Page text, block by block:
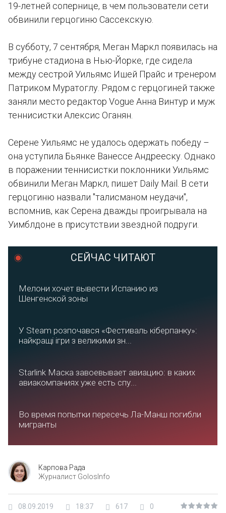
19-летней сопернице, в чем пользователи сети
обвинили герцогиню Сассекскую.
В субботу, 7 сентября, Меган Маркл появилась на
трибуне стадиона в Нью-Йорке, где сидела
между сестрой Уильямс Ишей Прайс и тренером
Патриком Муратоглу. Рядом с герцогиней также
заняли место редактор Vogue Анна Винтур и муж
теннисистки Алексис Оганян.
Серене Уильямс не удалось одержать победу –
она уступила Бьянке Ванессе Андрееску. Однако
в поражении теннисистки поклонники Уильямс
обвинили Меган Маркл, пишет Daily Mail. В сети
герцогиню назвали "талисманом неудачи",
вспомнив, как Серена дважды проигрывала на
Уимблдоне в присутствии звездной подруги.
СЕЙЧАС ЧИТАЮТ
Мелони хочет вывести Испанию из
Шенгенской зоны
У Steam розпочався «Фестиваль кіберпанку»:
найкращі ігри з великими зн...
Starlink Маска завоевывает авиацию: в каких
авиакомпаниях уже есть спу...
Во время попытки пересечь Ла-Манш погибли
мигранты
Карпова Рада
Журналист GolosInfo
08.09.2019 18:37 617 0